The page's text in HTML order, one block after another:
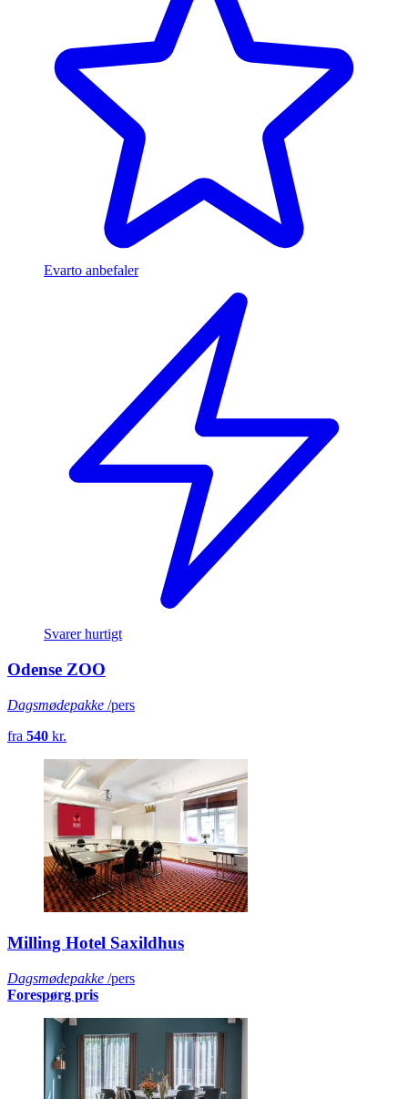
Evarto anbefaler
Svarer hurtigt
Odense ZOO
Dagsmødepakke /pers
fra 540 kr.
Milling Hotel Saxildhus
Dagsmødepakke /pers
Forespørg pris